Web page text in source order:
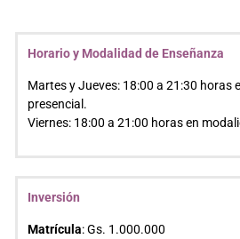
Horario y Modalidad de Enseñanza
Martes y Jueves: 18:00 a 21:30 horas
presencial.
Viernes: 18:00 a 21:00 horas en
Inversión
Matrícula: Gs. 1.000.000